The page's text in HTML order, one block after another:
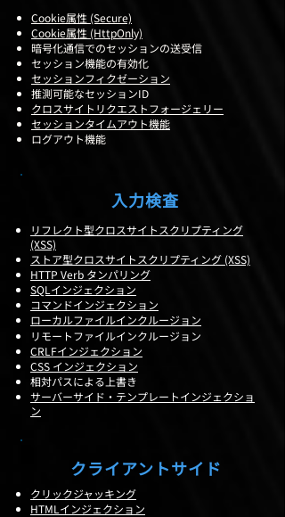
Cookie属性 (Secure)
Cookie属性 (HttpOnly)
暗号化通信でのセッションの送受信
セッション機能の有効化
セッションフィクゼーション
推測可能なセッションID
クロスサイトリクエストフォージェリー
セッションタイムアウト機能
ログアウト機能
入力検査
リフレクト型クロスサイトスクリプティング
(XSS)
ストア型クロスサイトスクリプティング (XSS)
HTTP Verb タンパリング
SQLインジェクション
コマンドインジェクション
ローカルファイルインクルージョン
リモートファイルインクルージョン
CRLFインジェクション
CSS インジェクション
相対パスによる上書き
サーバーサイド・テンプレートインジェクショ
ン
クライアントサイド
クリックジャッキング
HTMLインジェクション